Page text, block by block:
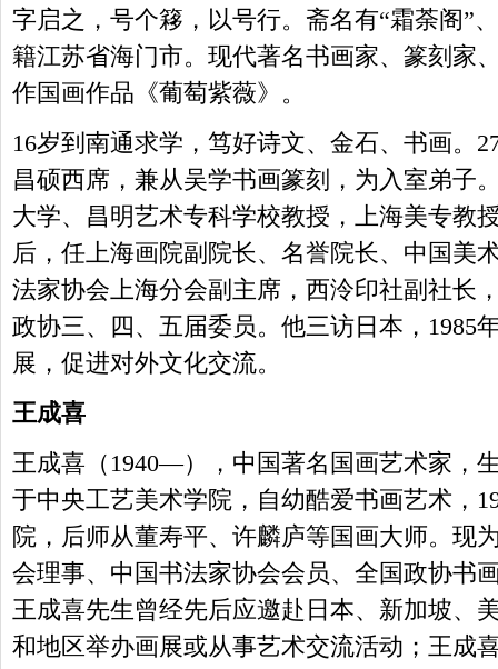
字启之，号个簃，以号行。斋名有“霜荼阁”
籍江苏省海门市。现代著名书画家、篆刻家
作国画作品《葡萄紫薇》。
16岁到南通求学，笃好诗文、金石、书画。
昌硕西席，兼从吴学书画篆刻，为入室弟子
大学、昌明艺术专科学校教授，上海美专教
后，任上海画院副院长、名誉院长、中国美
法家协会上海分会副主席，西泠印社副社长
政协三、四、五届委员。他三访日本，1985
展，促进对外文化交流。
王成喜
王成喜（1940—），中国著名国画艺术家，
于中央工艺美术学院，自幼酷爱书画艺术，
院，后师从董寿平、许麟庐等国画大师。现
会理事、中国书法家协会会员、全国政协书
王成喜先生曾经先后应邀赴日本、新加坡、
和地区举办画展或从事艺术交流活动；王成